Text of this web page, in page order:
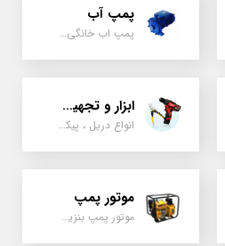
پمپ آب
پمپ اب خانگی، بشقابی ، جتی ، دو پروانه کشاورزی
ابزار و تجهیزات
انواع دریل ، پیکور، ابزارالات، سیل مکانیکی، قطعات پمپ
موتور پمپ
موتور پمپ بنزینی، دیزلی، نفتی ، یک اینچ به بالا